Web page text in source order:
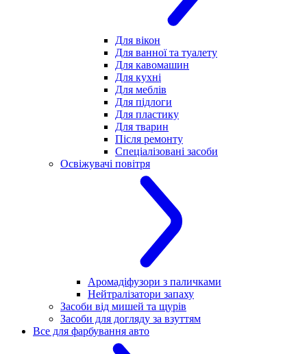
Для вікон
Для ванної та туалету
Для кавомашин
Для кухні
Для меблів
Для підлоги
Для пластику
Для тварин
Після ремонту
Спеціалізовані засоби
Освіжувачі повітря
Аромадіфузори з паличками
Нейтралізатори запаху
Засоби від мишей та щурів
Засоби для догляду за взуттям
Все для фарбування авто